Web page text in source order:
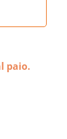
paio.